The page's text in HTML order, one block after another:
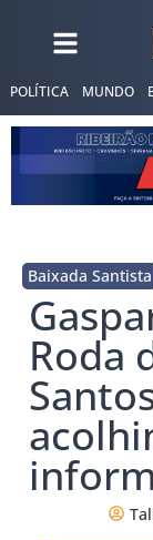
POLÍTICA MUNDO
Baixada Santista
Roda